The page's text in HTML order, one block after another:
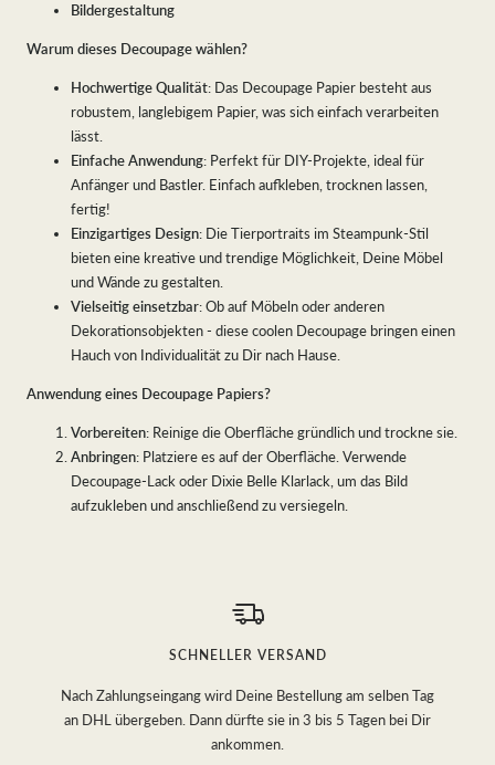
Bildergestaltung
Warum dieses Decoupage wählen?
Hochwertige Qualität: Das Decoupage Papier besteht aus
robustem, langlebigem Papier, was sich einfach verarbeiten
lässt.
Einfache Anwendung: Perfekt für DIY-Projekte, ideal für
Anfänger und Bastler. Einfach aufkleben, trocknen lassen,
fertig!
Einzigartiges Design: Die Tierportraits im Steampunk-Stil
bieten eine kreative und trendige Möglichkeit, Deine Möbel
und Wände zu gestalten.
Vielseitig einsetzbar: Ob auf Möbeln oder anderen
Dekorationsobjekten - diese coolen Decoupage bringen einen
Hauch von Individualität zu Dir nach Hause.
Anwendung eines Decoupage Papiers?
Vorbereiten: Reinige die Oberfläche gründlich und trockne sie.
Anbringen: Platziere es auf der Oberfläche. Verwende
Decoupage-Lack oder Dixie Belle Klarlack, um das Bild
aufzukleben und anschließend zu versiegeln.
SCHNELLER VERSAND
Nach Zahlungseingang wird Deine Bestellung am selben Tag
an DHL übergeben. Dann dürfte sie in 3 bis 5 Tagen bei Dir
ankommen.